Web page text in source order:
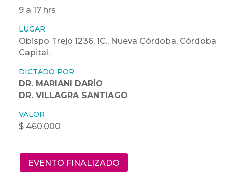
9 a 17 hrs
LUGAR
Obispo Trejo 1236, 1C., Nueva Córdoba. Córdoba
Capital.
DICTADO POR
DR. MARIANI DARÍO
DR. VILLAGRA SANTIAGO
VALOR
$ 460.000
EVENTO FINALIZADO